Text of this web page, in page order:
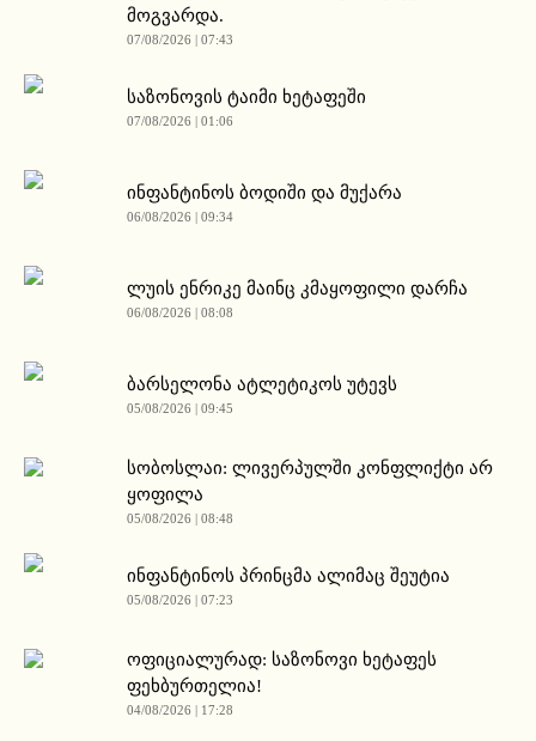
მოგვარდა.
07/08/2026 | 07:43
საზონოვის ტაიმი ხეტაფეში
07/08/2026 | 01:06
ინფანტინოს ბოდიში და მუქარა
06/08/2026 | 09:34
ლუის ენრიკე მაინც კმაყოფილი დარჩა
06/08/2026 | 08:08
ბარსელონა ატლეტიკოს უტევს
05/08/2026 | 09:45
სობოსლაი: ლივერპულში კონფლიქტი არ
ყოფილა
05/08/2026 | 08:48
ინფანტინოს პრინცმა ალიმაც შეუტია
05/08/2026 | 07:23
ოფიციალურად: საზონოვი ხეტაფეს
ფეხბურთელია!
04/08/2026 | 17:28